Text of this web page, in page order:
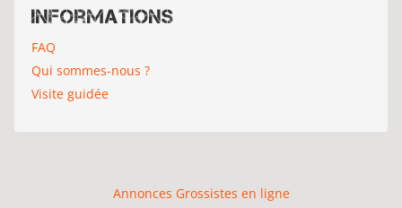
Informations
FAQ
Qui sommes-nous ?
Visite guidée
Annonces Grossistes en ligne